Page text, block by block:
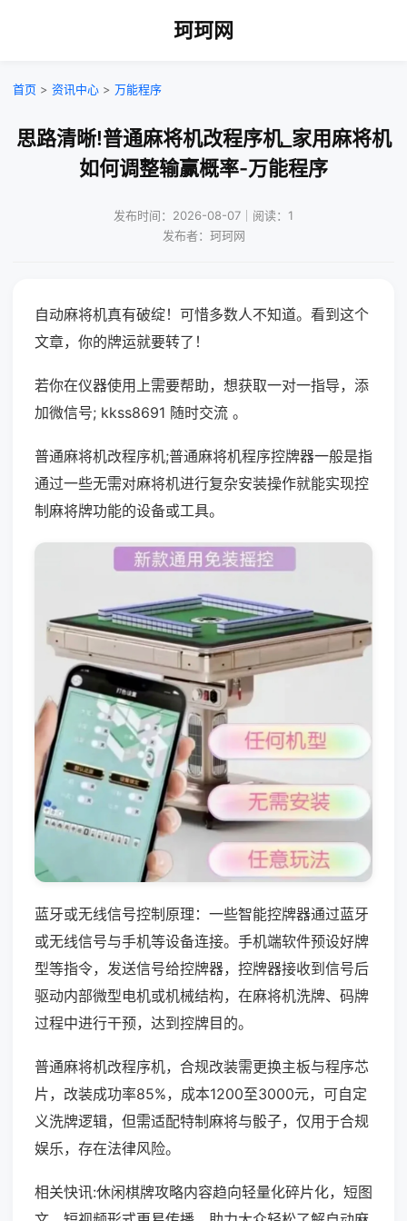
珂珂网
首页 > 资讯中心 > 万能程序
思路清晰!普通麻将机改程序机_家用麻将机
如何调整输赢概率-万能程序
发布时间：2026-08-07｜阅读：1
发布者：珂珂网
自动麻将机真有破绽！可惜多数人不知道。看到这个
文章，你的牌运就要转了！
若你在仪器使用上需要帮助，想获取一对一指导，添
加微信号; kkss8691 随时交流 。
普通麻将机改程序机;普通麻将机程序控牌器一般是指
通过一些无需对麻将机进行复杂安装操作就能实现控
制麻将牌功能的设备或工具。
蓝牙或无线信号控制原理：一些智能控牌器通过蓝牙
或无线信号与手机等设备连接。手机端软件预设好牌
型等指令，发送信号给控牌器，控牌器接收到信号后
驱动内部微型电机或机械结构，在麻将机洗牌、码牌
过程中进行干预，达到控牌目的。
普通麻将机改程序机，合规改装需更换主板与程序芯
片，改装成功率85%，成本1200至3000元，可自定
义洗牌逻辑，但需适配特制麻将与骰子，仅用于合规
娱乐，存在法律风险。
相关快讯:休闲棋牌攻略内容趋向轻量化碎片化，短图